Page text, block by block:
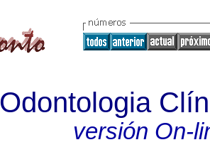
Odontologia
versión On-